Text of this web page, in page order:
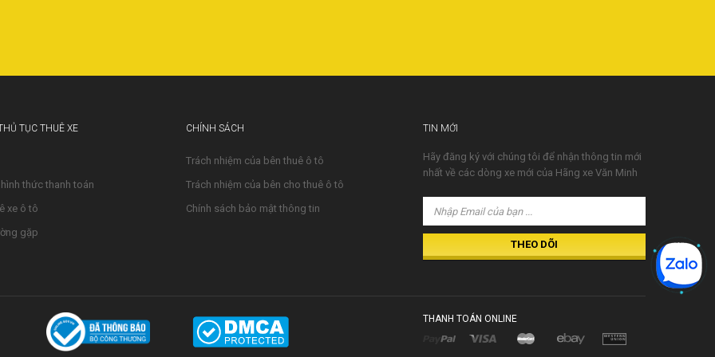
TỤC THUÊ XE
thức thanh toán
xe ô tô
gặp
CHÍNH SÁCH
Trách nhiệm của bên thuê ô tô
Trách nhiệm của bên cho thuê ô tô
Chính sách bảo mật thông tin
TIN MỚI
Hãy đăng ký với chúng tôi để nhận thông tin mới
nhất về các dòng xe mới của Hãng xe Văn Minh
THANH TOÁN ONLINE